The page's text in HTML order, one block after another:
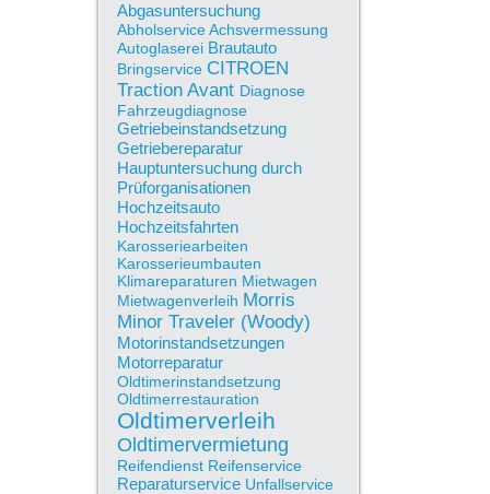
Abgasuntersuchung
AbholserviceAchsvermessung
Autoglaserei Brautauto
Bringservice CITROEN
Traction Avant Diagnose
Fahrzeugdiagnose
Getriebeinstandsetzung
Getriebereparatur
Hauptuntersuchung durch
Prüforganisationen
Hochzeitsauto
Hochzeitsfahrten
Karosseriearbeiten
Karosserieumbauten
Klimareparaturen Mietwagen
Mietwagenverleih Morris
Minor Traveler (Woody)
Motorinstandsetzungen
Motorreparatur
Oldtimerinstandsetzung
Oldtimerrestauration
Oldtimerverleih
Oldtimervermietung
Reifendienst Reifenservice
Reparaturservice Unfallservice